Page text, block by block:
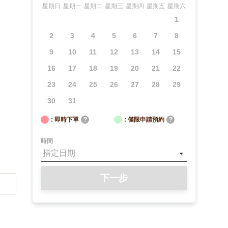
星期日 星期一 星期二 星期三 星期四 星期五 星期六
1
2
3 4 5 6 7
8
9
10 11 12 13 14
15
16
17 18 19 20 21
22
23
24 25 26 27 28
29
30
31
: 即時下單 ? : 僅限申請預約 ?
時間
下一步